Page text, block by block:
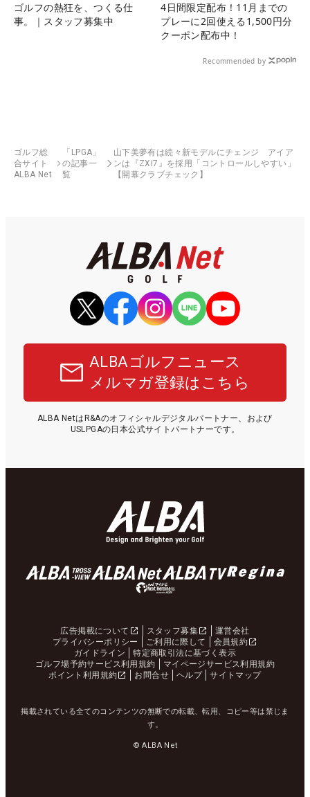
ゴルフの熱狂を、つくる仕
事。｜スタッフ募集中
4日間限定配布！11月までの
プレーに2回使える1,500円分
クーポン配布中！
Recommended by
ゴルフ総
合サイト
ALBA Net
「LPGA」
の記事一
覧
山下美夢有は続々新モデルにチェンジ アイア
ンは『ZXi7』を採用「コントロールしやすい」
【開幕クラブチェック】
ALBAゴルフニュース
メルマガ登録はこちら
ALBA NetはR&Aのオフィシャルデジタルパートナー、および
USLPGAの日本公式サイトパートナーです。
広告掲載について スタッフ募集
運営会社
プライバシーポリシー
ご利用に際して
会員規約
ガイドライン
特定商取引法に基づく表示
ゴルフ場予約サービス利用規約
マイページサービス利用規約
ポイント利用規約
お問合せ ヘルプ サイトマップ
掲載されている全てのコンテンツの無断での転載、転用、コピー等は禁じま
す。
© ALBA Net